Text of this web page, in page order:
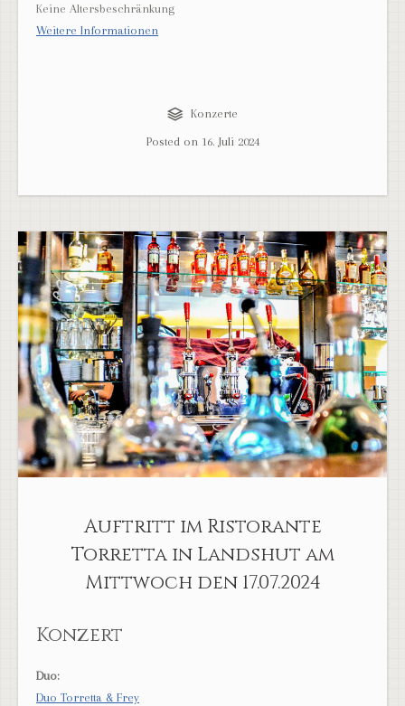
Keine Altersbeschränkung
Weitere Informationen
Konzerte
Posted on 16. Juli 2024
Auftritt im Ristorante
Torretta in Landshut am
Mittwoch den 17.07.2024
Konzert
Duo:
Duo Torretta & Frey